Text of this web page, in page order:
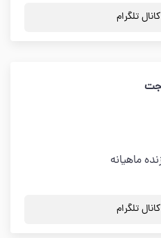
تلگرام
جت
ماهیانه
تلگرام